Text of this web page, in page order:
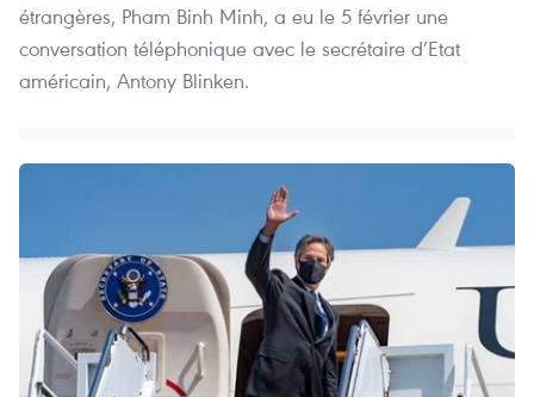
étrangères, Pham Binh Minh, a eu le 5 février une
conversation téléphonique avec le secrétaire d’Etat
américain, Antony Blinken.